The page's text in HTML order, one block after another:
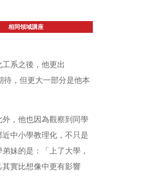
相同領域講座
系之後，他更出
待，但更大一部分是他本
，他也因為觀察到同學
中小學教理化，不只是
妹的是：「上了大學，
實比想像中更有影響